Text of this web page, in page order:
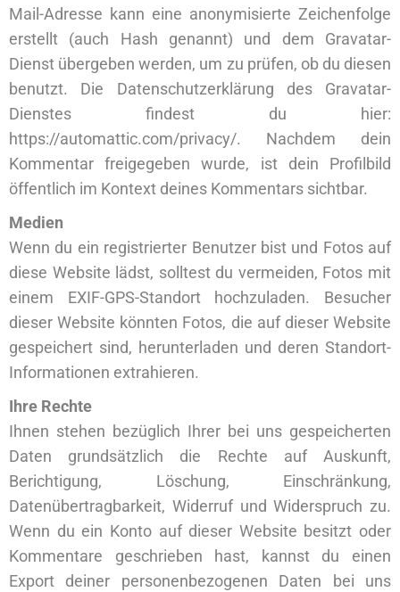
Mail-Adresse kann eine anonymisierte Zeichenfolge
erstellt (auch Hash genannt) und dem Gravatar-
Dienst übergeben werden, um zu prüfen, ob du diesen
benutzt. Die Datenschutzerklärung des Gravatar-
Dienstes findest du hier:
https://automattic.com/privacy/. Nachdem dein
Kommentar freigegeben wurde, ist dein Profilbild
öffentlich im Kontext deines Kommentars sichtbar.
Medien
Wenn du ein registrierter Benutzer bist und Fotos auf
diese Website lädst, solltest du vermeiden, Fotos mit
einem EXIF-GPS-Standort hochzuladen. Besucher
dieser Website könnten Fotos, die auf dieser Website
gespeichert sind, herunterladen und deren Standort-
Informationen extrahieren.
Ihre Rechte
Ihnen stehen bezüglich Ihrer bei uns gespeicherten
Daten grundsätzlich die Rechte auf Auskunft,
Berichtigung, Löschung, Einschränkung,
Datenübertragbarkeit, Widerruf und Widerspruch zu.
Wenn du ein Konto auf dieser Website besitzt oder
Kommentare geschrieben hast, kannst du einen
Export deiner personenbezogenen Daten bei uns